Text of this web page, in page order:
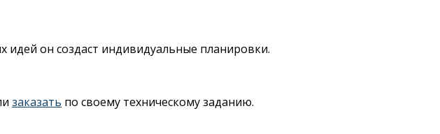
идей он создаст индивидуальные планировки.
заказать по своему техническому заданию.